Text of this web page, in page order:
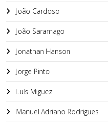
João Cardoso
João Saramago
Jonathan Hanson
Jorge Pinto
Luís Miguez
Manuel Adriano Rodrigues